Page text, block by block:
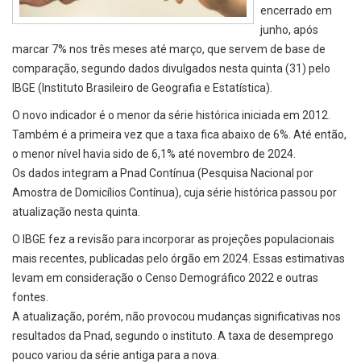
encerrado em
junho, após
marcar 7% nos três meses até março, que servem de base de
comparação, segundo dados divulgados nesta quinta (31) pelo
IBGE (Instituto Brasileiro de Geografia e Estatística).
O novo indicador é o menor da série histórica iniciada em 2012.
Também é a primeira vez que a taxa fica abaixo de 6%. Até então,
o menor nível havia sido de 6,1% até novembro de 2024.
Os dados integram a Pnad Contínua (Pesquisa Nacional por
Amostra de Domicílios Contínua), cuja série histórica passou por
atualização nesta quinta.
O IBGE fez a revisão para incorporar as projeções populacionais
mais recentes, publicadas pelo órgão em 2024. Essas estimativas
levam em consideração o Censo Demográfico 2022 e outras
fontes.
A atualização, porém, não provocou mudanças significativas nos
resultados da Pnad, segundo o instituto. A taxa de desemprego
pouco variou da série antiga para a nova.